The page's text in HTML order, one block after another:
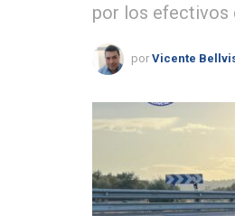
por los efectivos
por Vicente